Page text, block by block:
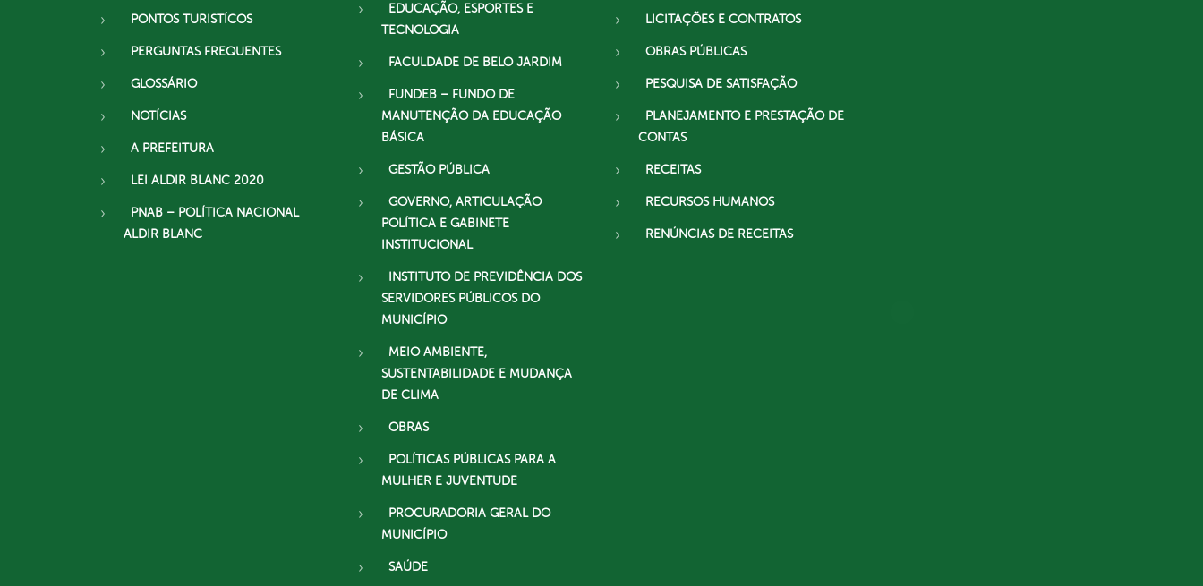
PONTOS TURISTÍCOS
PERGUNTAS FREQUENTES
GLOSSÁRIO
NOTÍCIAS
A PREFEITURA
LEI ALDIR BLANC 2020
PNAB – POLÍTICA NACIONAL
ALDIR BLANC
EDUCAÇÃO, ESPORTES E
TECNOLOGIA
FACULDADE DE BELO JARDIM
FUNDEB – FUNDO DE
MANUTENÇÃO DA EDUCAÇÃO
BÁSICA
GESTÃO PÚBLICA
GOVERNO, ARTICULAÇÃO
POLÍTICA E GABINETE
INSTITUCIONAL
INSTITUTO DE PREVIDÊNCIA DOS
SERVIDORES PÚBLICOS DO
MUNICÍPIO
MEIO AMBIENTE,
SUSTENTABILIDADE E MUDANÇA
DE CLIMA
OBRAS
POLÍTICAS PÚBLICAS PARA A
MULHER E JUVENTUDE
PROCURADORIA GERAL DO
MUNICÍPIO
SAÚDE
LICITAÇÕES E CONTRATOS
OBRAS PÚBLICAS
PESQUISA DE SATISFAÇÃO
PLANEJAMENTO E PRESTAÇÃO DE
CONTAS
RECEITAS
RECURSOS HUMANOS
RENÚNCIAS DE RECEITAS